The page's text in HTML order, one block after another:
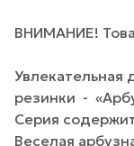
ВНИМАНИЕ!
Увлекательная
резинки -
Серия
Веселая